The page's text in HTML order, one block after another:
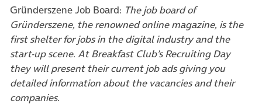
Gründerszene Job Board: The job board of
Gründerszene, the renowned online magazine, is the
first shelter for jobs in the digital industry and the
start-up scene. At Breakfast Club’s Recruiting Day
they will present their current job ads giving you
detailed information about the vacancies and their
companies.